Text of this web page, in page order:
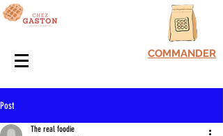
COMMANDER
Post
The real foodie